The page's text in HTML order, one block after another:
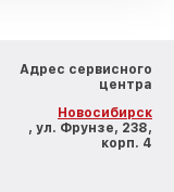
Адрес сервисного
центра
Новосибирск
, ул. Фрунзе, 238,
корп. 4